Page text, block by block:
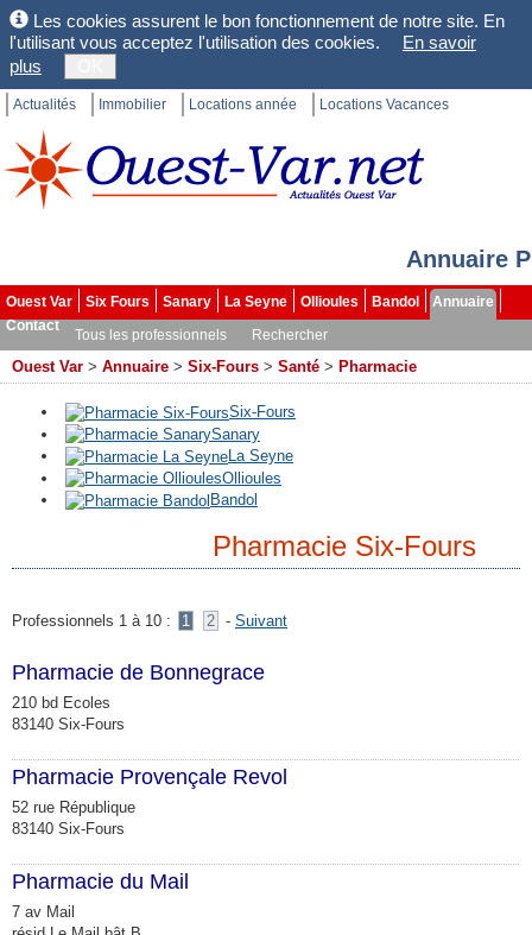
Les cookies assurent le bon fonctionnement de notre site. En
l'utilisant vous acceptez l'utilisation des cookies.
En savoir
plus
Actualités Immobilier Locations année Locations Vacances
Annuaire
Ouest Var Six Fours Sanary La Seyne Ollioules Bandol
Annuaire
Contact
Tous les professionnels Rechercher
Ouest Var > Annuaire > Six-Fours > Santé > Pharmacie
Six-Fours
Sanary
La Seyne
Ollioules
Bandol
Pharmacie Six-Fours
Professionnels 1 à 10 : 1 2 - Suivant
Pharmacie de Bonnegrace
210 bd Ecoles
83140 Six-Fours
Pharmacie Provençale Revol
52 rue République
83140 Six-Fours
Pharmacie du Mail
7 av Mail